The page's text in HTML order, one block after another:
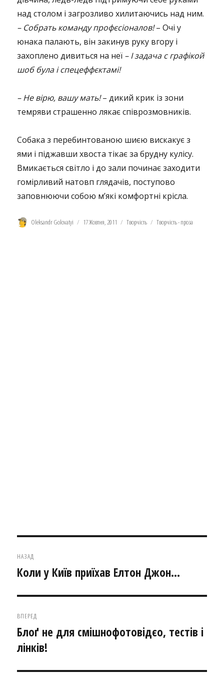
над столом і загрозливо хилитаючись над ним.
– Собрать команду профєсіоналов!– Очі у
юнака палають, він закинув руку вгору і
захоплено дивиться на неї – І задача с графікой
шоб була і спецеффєктамі!
– Не вірю, вашу мать!– дикий крик із зони
темряви страшенно лякає співрозмовників.
Собака з перебинтованою шиєю вискакує з
ями і піджавши хвоста тікає за брудну кулісу.
Вмикається світло і до зали починає заходити
гомірливий натовп глядачів, поступово
заповнюючи собою м’які комфортні крісла.
Автор
Oleksandr Golovatyi Оприлюднено
17 Жовтня, 2011 Категорії
Творчість Позначки
Творчість - проза
записів
НАЗАД
Попередній
Коли у Київ приїхав Елтон Джон…
ВПЕРЕД
Наступний
запис:
Блоґ не для смішнофотовідєо, тестів і
лінків!